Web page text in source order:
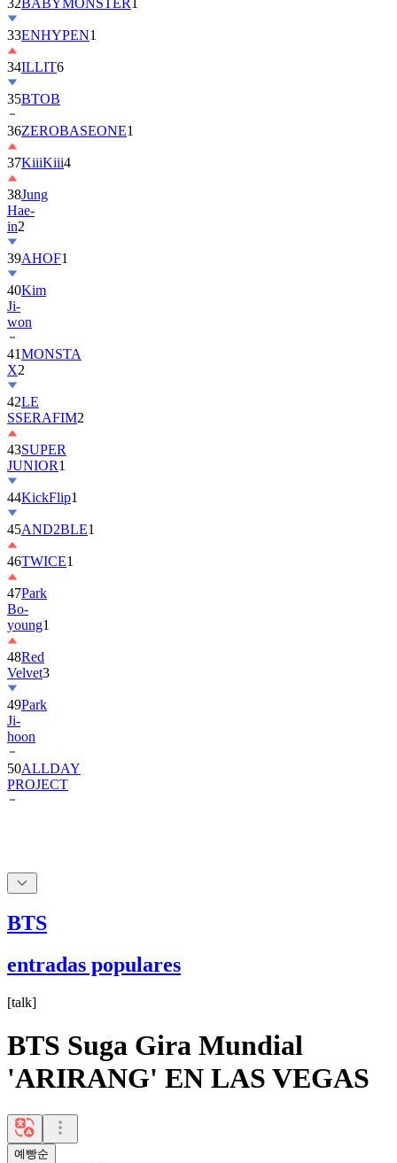
32 BABYMONSTER
33ENHYPEN1
34ILLIT6
35BTOB
36ZEROBASEONE1
37KiiiKiii4
38Jung
Hae-
in2
39AHOF1
40Kim
Ji-
won
41MONSTA
X2
42LE
SSERAFIM2
43SUPER
JUNIOR1
44KickFlip1
45AND2BLE1
46TWICE1
47Park
Bo-
young1
48Red
Velvet3
49Park
Ji-
hoon
50ALLDAY
PROJECT
BTS
entradas populares
[talk]
BTS Suga Gira Mundial
'ARIRANG' EN LAS VEGAS
예빵순